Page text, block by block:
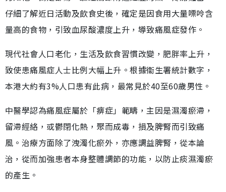
仔細了解近日活動及飲食史後，確定是因食用大量嘌呤含
量高的食物，引致血尿酸濃度上升，導致痛風症發作。
現代社會人口老化，生活及飲食習慣改變，肥胖率上升，
致使患痛風症人士比例大幅上升。根據衞生署統計數字，
本港大約有3%人口患有此病，最常見於40至60歲男性。
中醫學認為痛風症屬於「痹症」範疇，主因是濕濁瘀滯，
留滯經絡，或鬱閉化熱，聚而成毒，損及脾腎而引致痛
風。治療方面除了洩濁化瘀外，亦應調益脾腎，從本論
治，從而加強患者本身整體調節的功能，以防止痰濕濁瘀
的產生。